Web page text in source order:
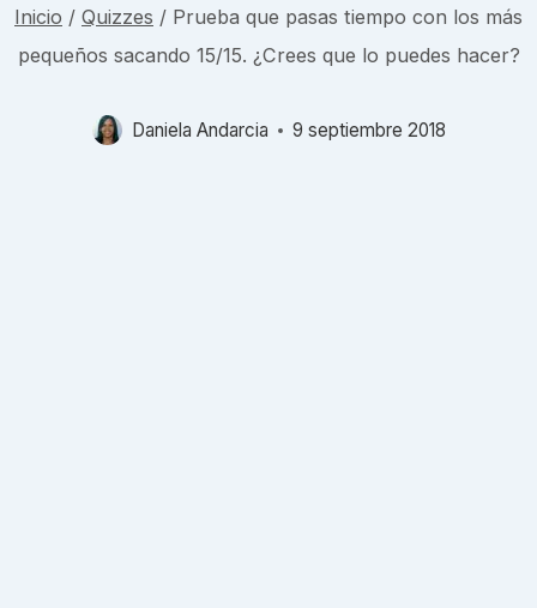
Inicio / Quizzes / Prueba que pasas tiempo con los más
pequeños sacando 15/15. ¿Crees que lo puedes hacer?
Daniela Andarcia 9 septiembre 2018